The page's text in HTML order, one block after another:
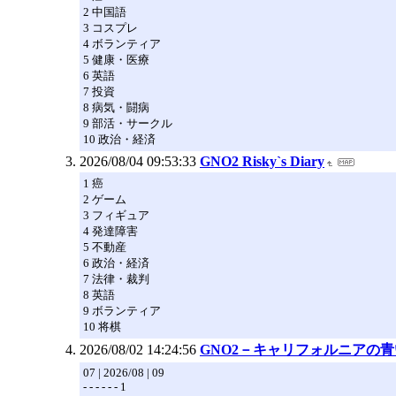
2 中国語
3 コスプレ
4 ボランティア
5 健康・医療
6 英語
7 投資
8 病気・闘病
9 部活・サークル
10 政治・経済
2026/08/04 09:53:33 GNO2 Risky`s Diary
1 癌
2 ゲーム
3 フィギュア
4 発達障害
5 不動産
6 政治・経済
7 法律・裁判
8 英語
9 ボランティア
10 将棋
2026/08/02 14:24:56 GNO2－キャリフォルニアの
07 | 2026/08 | 09
- - - - - - 1